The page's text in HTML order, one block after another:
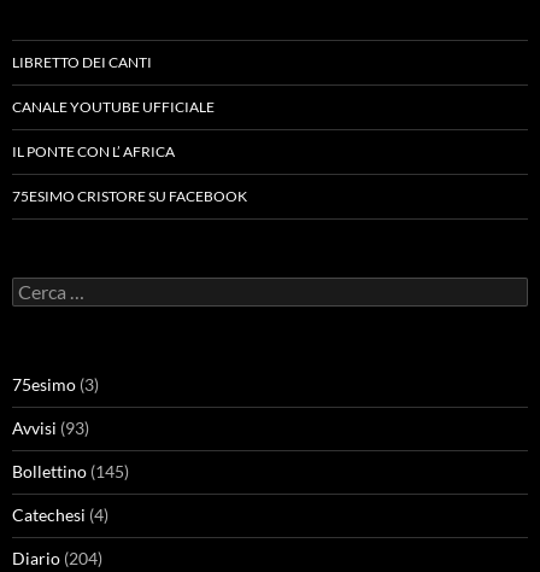
LIBRETTO DEI CANTI
CANALE YOUTUBE UFFICIALE
IL PONTE CON L’ AFRICA
75ESIMO CRISTORE SU FACEBOOK
Ricerca
per:
75esimo (3)
Avvisi (93)
Bollettino (145)
Catechesi (4)
Diario (204)